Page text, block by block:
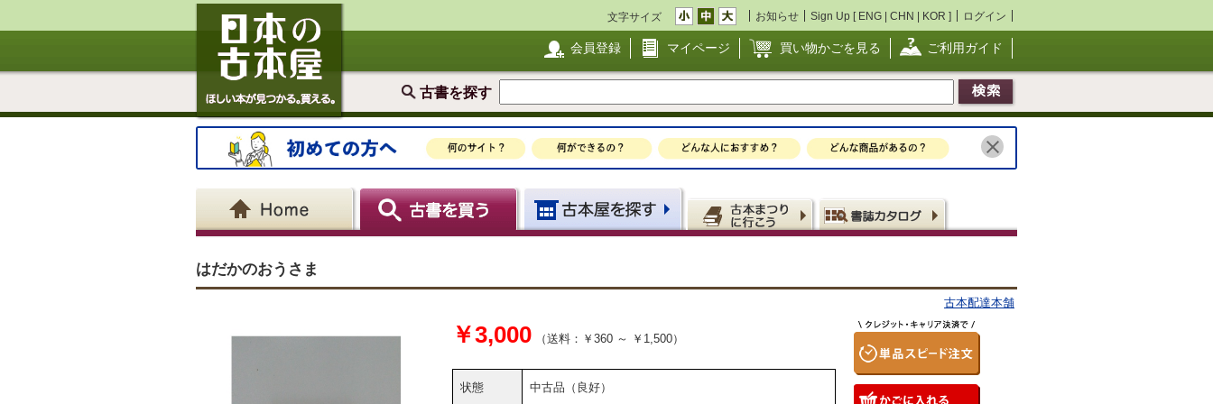
文字サイズ お知らせ Sign Up [ ENG | CHN | KOR ] ログイン
会員登録 マイページ 買い物かごを見る ご利用ガイド
古書を探す
はだかのおうさま
古本配達本舗
￥3,000 （送料：￥360 ～ ￥1,500）
状態 中古品（良好）